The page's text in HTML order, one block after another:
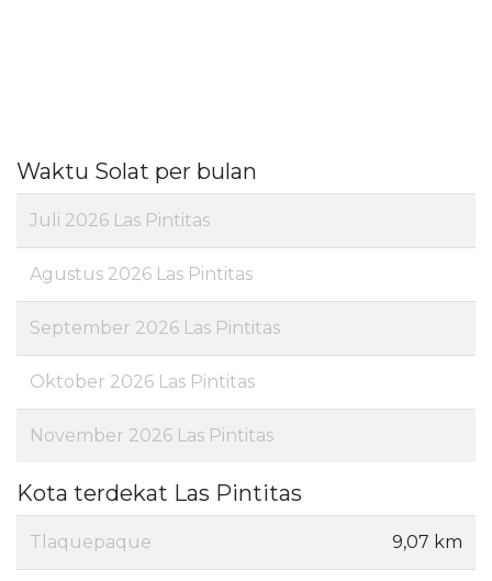
Waktu Solat per bulan
Juli 2026 Las Pintitas
Agustus 2026 Las Pintitas
September 2026 Las Pintitas
Oktober 2026 Las Pintitas
November 2026 Las Pintitas
Kota terdekat Las Pintitas
Tlaquepaque 9,07 km